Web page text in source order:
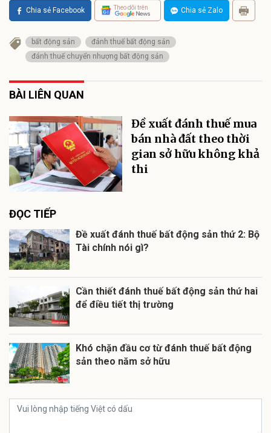
Chia sẻ Facebook Theo dõi trên Chia sẻ Zalo
bất động sản
đánh thuế bất động sản
đánh thuế chuyển nhượng bất động sản
BÀI LIÊN QUAN
Đề xuất đánh thuế mua
bán nhà đất theo thời
gian sở hữu không khả
thi
ĐỌC TIẾP
Đề xuất đánh thuế bất động sản thứ 2: Bộ
Tài chính nói gì?
Cần thiết đánh thuế bất động sản thứ hai
để điều tiết thị trường
Khó chặn đầu cơ từ đánh thuế bất động
sản theo năm sở hữu